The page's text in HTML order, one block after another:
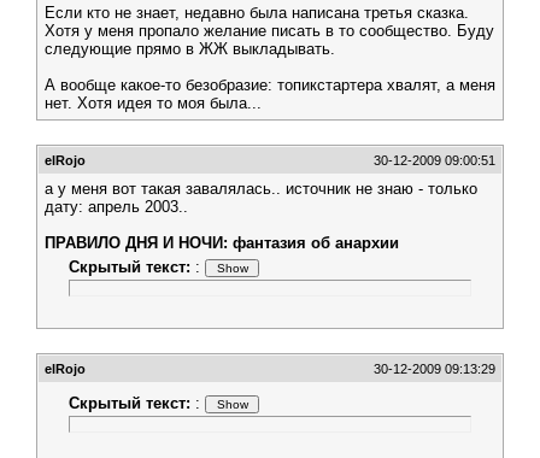
Если кто не знает, недавно была написана третья сказка.
Хотя у меня пропало желание писать в то сообщество. Буду
следующие прямо в ЖЖ выкладывать.
А вообще какое-то безобразие: топикстартера хвалят, а меня
нет. Хотя идея то моя была...
elRojo 30-12-2009 09:00:51
а у меня вот такая завалялась.. источник не знаю - только
дату: апрель 2003..
ПРАВИЛО ДНЯ И НОЧИ: фантазия об анархии
Скрытый текст: :
elRojo 30-12-2009 09:13:29
Скрытый текст: :